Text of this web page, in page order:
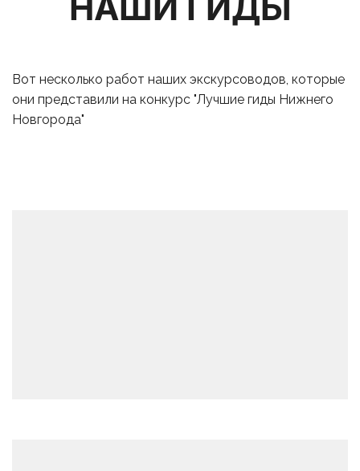
Вот несколько работ наших экскурсоводов, которые
они представили на конкурс "Лучшие гиды Нижнего
Новгорода"